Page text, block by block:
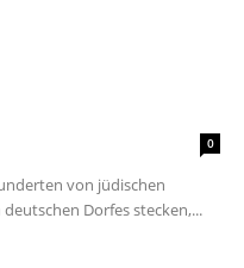
0
von jüdischen
Dorfes stecken,...